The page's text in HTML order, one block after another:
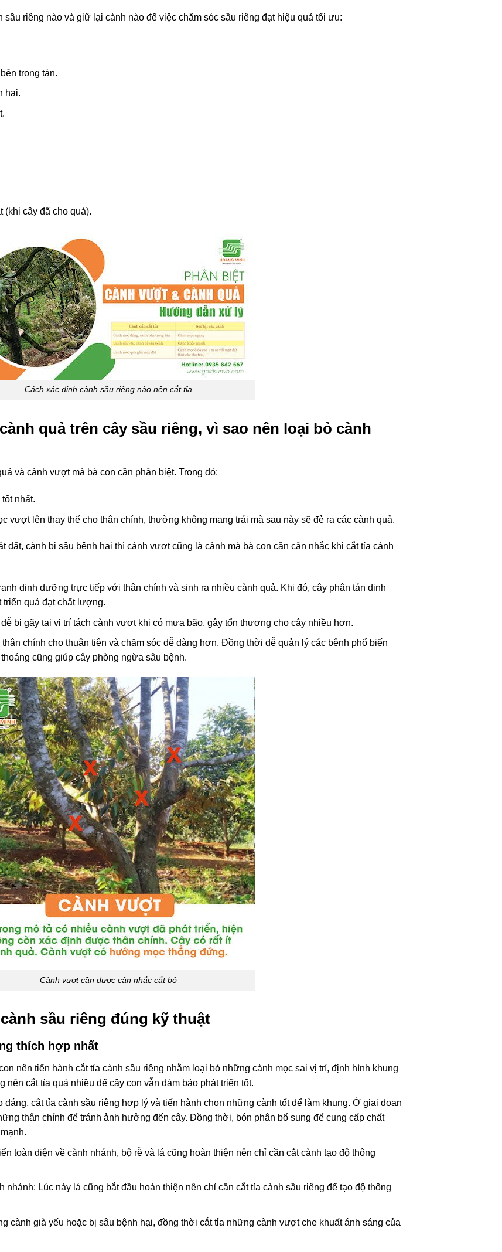
sầu riêng nào và giữ lại cành nào để việc chăm sóc sầu riêng đạt hiệu quả tối ưu:
trong tán.
hại.
(khi cây đã cho quả).
Cách xác định cành sầu riêng nào nên cắt tỉa
quả trên cây sầu riêng, vì sao nên loại bỏ cành
và cành vượt mà bà con cần phân biệt. Trong đó:
nhất.
vượt lên thay thế cho thân chính, thường không mang trái mà sau này sẽ đẻ ra các cành quả.
đất, cành bị sâu bệnh hại thì cành vượt cũng là cành mà bà con cần cân nhắc khi cắt tỉa cành
dinh dưỡng trực tiếp với thân chính và sinh ra nhiều cành quả. Khi đó, cây phân tán dinh
quả đạt chất lượng.
bị gãy tại vị trí tách cành vượt khi có mưa bão, gây tổn thương cho cây nhiều hơn.
chính cho thuận tiện và chăm sóc dễ dàng hơn. Đồng thời dễ quản lý các bệnh phổ biến
cũng giúp cây phòng ngừa sâu bệnh.
Cành vượt cần được cân nhắc cắt bỏ
sầu riêng đúng kỹ thuật
thích hợp nhất
nên tiến hành cắt tỉa cành sầu riêng nhằm loại bỏ những cành mọc sai vị trí, định hình khung
nên cắt tỉa quá nhiều để cây con vẫn đảm bảo phát triển tốt.
cắt tỉa cành sầu riêng hợp lý và tiến hành chọn những cành tốt để làm khung. Ở giai đoạn
thân chính để tránh ảnh hưởng đến cây. Đồng thời, bón phân bổ sung để cung cấp chất
toàn diện về cành nhánh, bộ rễ và lá cũng hoàn thiện nên chỉ cần cắt cành tạo độ thông
nhánh: Lúc này lá cũng bắt đầu hoàn thiện nên chỉ cần cắt tỉa cành sầu riêng để tạo độ thông
cành già yếu hoặc bị sâu bệnh hại, đồng thời cắt tỉa những cành vượt che khuất ánh sáng của